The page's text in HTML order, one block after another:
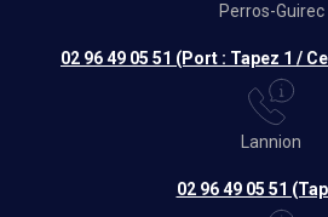
Perros-Guirec
02 96 49 05 51 (Port : Tapez 1 /
Lannion
02 96 49 05 51